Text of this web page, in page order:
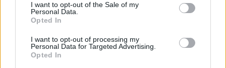
I want to opt-out of the Sale of my
Personal Data.
Opted In
I want to opt-out of processing my
Personal Data for Targeted Advertising.
Opted In